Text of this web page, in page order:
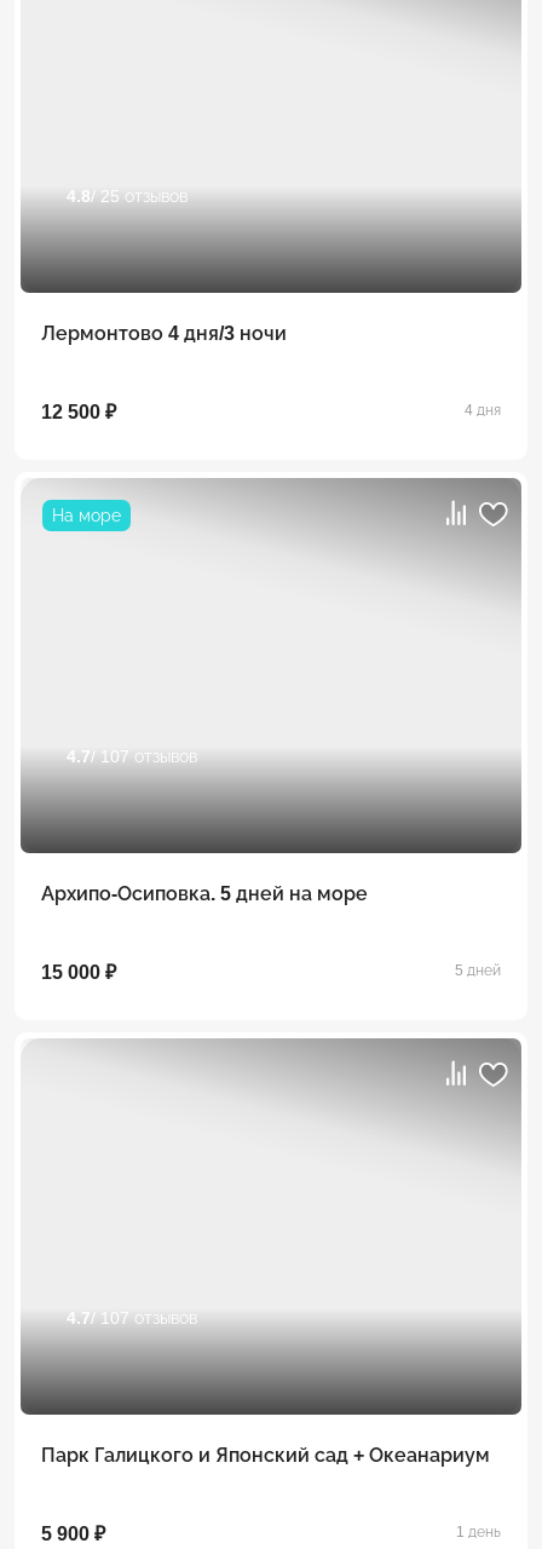
4.8/ 25 отзывов
Лермонтово 4 дня/3 ночи
12 500 ₽ 4 дня
На море
4.7/ 107 отзывов
Архипо-Осиповка. 5 дней на море
15 000 ₽ 5 дней
4.7/ 107 отзывов
Парк Галицкого и Японский сад + Океанариум
5 900 ₽ 1 день